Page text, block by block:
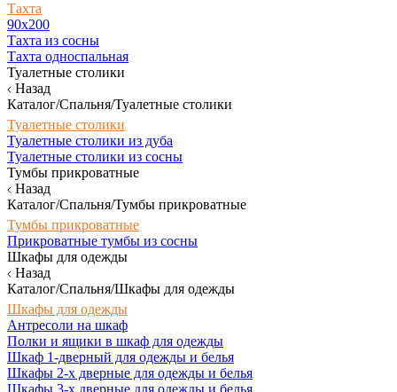
Тахта
90х200
Тахта из сосны
Тахта односпальная
Туалетные столики
Назад
Каталог/Спальня/Туалетные столики
Туалетные столики
Туалетные столики из дуба
Туалетные столики из сосны
Тумбы прикроватные
Назад
Каталог/Спальня/Тумбы прикроватные
Тумбы прикроватные
Прикроватные тумбы из сосны
Шкафы для одежды
Назад
Каталог/Спальня/Шкафы для одежды
Шкафы для одежды
Антресоли на шкаф
Полки и ящики в шкаф для одежды
Шкаф 1-дверный для одежды и белья
Шкафы 2-х дверные для одежды и белья
Шкафы 3-х дверные для одежды и белья